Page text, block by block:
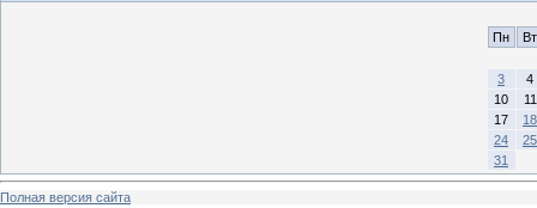
Пн Вт
3
4
10
11
17
18
24
25
31
Полная версия сайта